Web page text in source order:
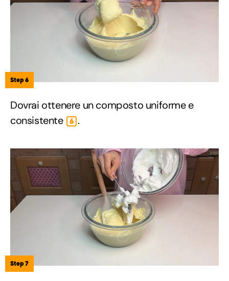
Step 6
Dovrai ottenere un composto uniforme e
consistente
6 .
Step 7